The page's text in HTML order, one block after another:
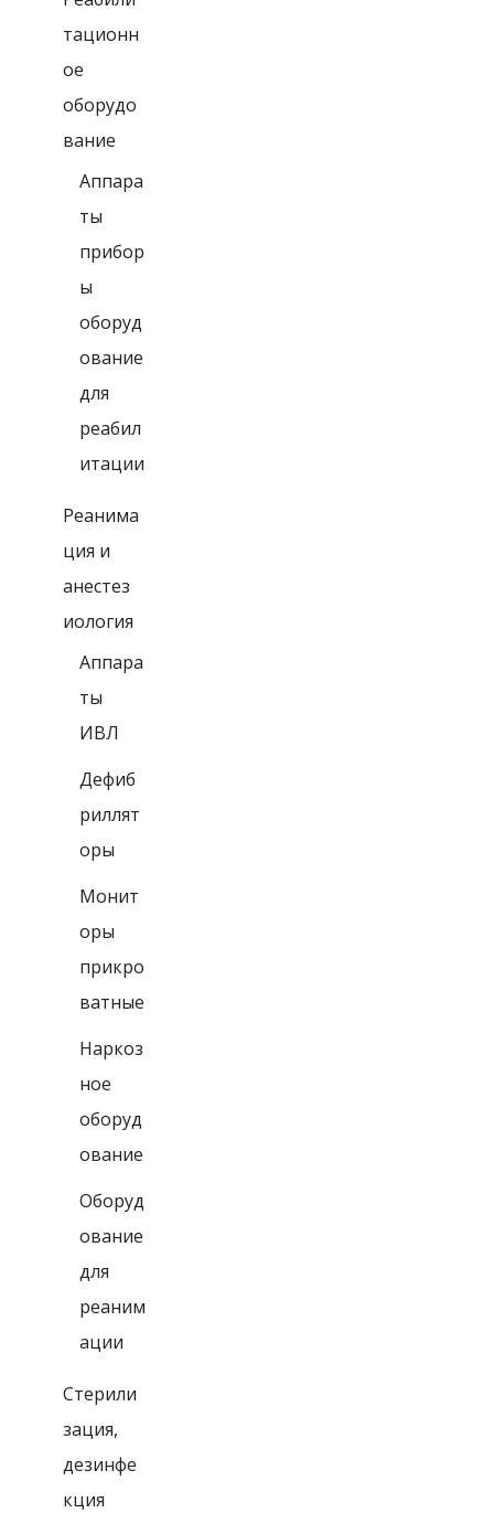
тационн
ое
оборудо
вание
Аппара
ты
прибор
ы
оборуд
ование
для
реабил
итации
Реанима
ция и
анестез
иология
Аппара
ты
ИВЛ
Дефиб
риллят
оры
Монит
оры
прикро
ватные
Наркоз
ное
оборуд
ование
Оборуд
ование
для
реаним
ации
Стерили
зация,
дезинфе
кция